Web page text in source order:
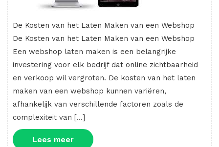
De Kosten van het Laten Maken van een Webshop
De Kosten van het Laten Maken van een Webshop
Een webshop laten maken is een belangrijke
investering voor elk bedrijf dat online zichtbaarheid
en verkoop wil vergroten. De kosten van het laten
maken van een webshop kunnen variëren,
afhankelijk van verschillende factoren zoals de
complexiteit van […]
Lees meerLees